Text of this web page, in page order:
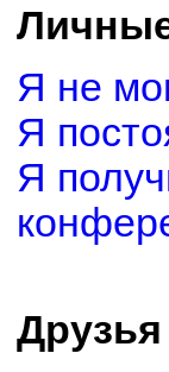
Я не
Я
Я
Друзья